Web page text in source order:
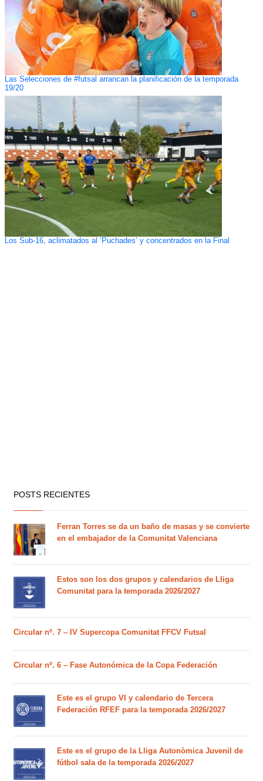
Las Selecciones de #futsal arrancan la planificación de la temporada
19/20
Los Sub-16, aclimatados al ‘Puchades’ y concentrados en la Final
POSTS RECIENTES
Ferran Torres se da un baño de masas y se convierte
en el embajador de la Comunitat Valenciana
Estos son los dos grupos y calendarios de Lliga
Comunitat para la temporada 2026/2027
Circular nº. 7 – IV Supercopa Comunitat FFCV Futsal
Circular nº. 6 – Fase Autonómica de la Copa Federación
Este es el grupo VI y calendario de Tercera
Federación RFEF para la temporada 2026/2027
Este es el grupo de la Lliga Autonòmica Juvenil de
fútbol sala de la temporada 2026/2027